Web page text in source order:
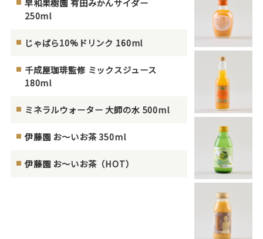
早和果樹園 有田みかんサイダー
250ml
じゃばら10%ドリンク 160ml
千成屋珈琲監修 ミックスジュース
180ml
ミネラルウォーター 大師の水 500ml
伊藤園 お～いお茶 350ml
伊藤園 お～いお茶（HOT）